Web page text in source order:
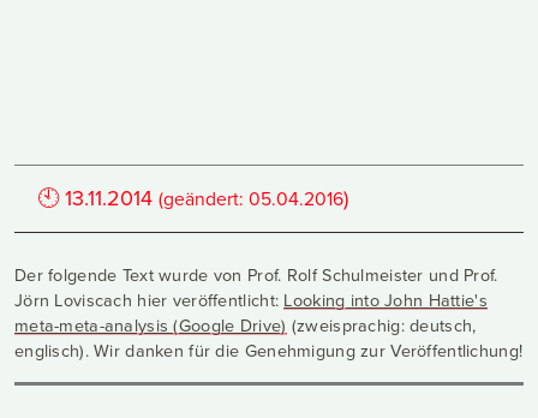
🕙13.11.2014 (geändert:05.04.2016)
Der folgende Text wurde von Prof. Rolf Schulmeister und Prof.
Jörn Loviscach hier veröffentlicht: Looking into John Hattie's
meta-meta-analysis (Google Drive) (zweisprachig: deutsch,
englisch). Wir danken für die Genehmigung zur Veröffentlichung!